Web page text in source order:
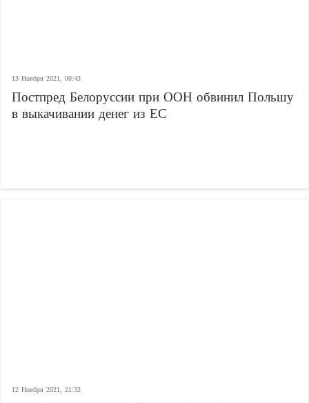
13 Ноября 2021, 00:43
Постпред Белоруссии при ООН обвинил Польшу
в выкачивании денег из ЕС
12 Ноября 2021, 21:32